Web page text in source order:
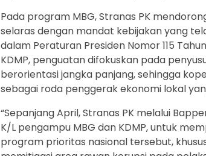
Pada program MBG, Stranas PK
selaras dengan mandat kebijakan yang
dalam Peraturan Presiden Nomor 115
KDMP, penguatan difokuskan pada
berorientasi jangka panjang, sehingga
sebagai roda penggerak ekonomi lokal
“Sepanjang April, Stranas PK melalui
K/L pengampu MBG dan KDMP, untuk
program prioritas nasional tersebut,